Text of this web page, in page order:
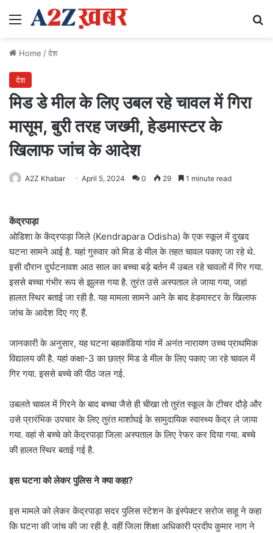
Menu
Home /देश
देश
मिड डे मील के लिए उबल रहे चावल में गिरा
मासूम, बुरी तरह जख्मी, हेडमास्टर के
खिलाफ जांच के आदेश
A2Z Khabar April 5, 2024 0 29 1 minute read
केंद्रपाड़ा
ओडिशा के केंद्रपाड़ा जिले (Kendrapara Odisha) के एक स्कूल में दुखद
घटना सामने आई है. यहां गुरुवार को मिड डे मील के तहत चावल पकाए जा रहे थे.
इसी दौरान दुर्घटनावश आठ साल का बच्चा बड़े बर्तन में उबल रहे चावलों में गिर गया.
इससे बच्चा गंभीर रूप से झुलस गया है. तुरंत उसे अस्पताल ले जाया गया, जहां
हालत स्थिर बताई जा रही है. यह मामला सामने आने के बाद हेडमास्टर के खिलाफ
जांच के आदेश दिए गए हैं.
जानकारी के अनुसार, यह घटना बहकांडिया गांव में अनंत नारायण उच्च प्राथमिक
विद्यालय की है. यहां कक्षा-3 का छात्र मिड डे मील के लिए पकाए जा रहे चावल में
गिर गया. इससे बच्चे की पीठ जल गई.
उबलते चावल में गिरने के बाद बच्चा जैसे ही चीखा तो तुरंत स्कूल के टीचर दौड़े और
उसे प्रारंभिक उपचार के लिए तुरंत मार्शाघई के सामुदायिक स्वास्थ्य केंद्र ले जाया
गया. वहां से बच्चे को केंद्रपाड़ा जिला अस्पताल के लिए रेफर कर दिया गया. बच्चे
की हालत स्थिर बताई गई है.
इस घटना को लेकर पुलिस ने क्या कहा?
इस मामले को लेकर केंद्रपाड़ा सदर पुलिस स्टेशन के इंस्पेक्टर सरोज साहू ने कहा
कि घटना की जांच की जा रही है. वहीं जिला शिक्षा अधिकारी प्रदीप कुमार नाग ने